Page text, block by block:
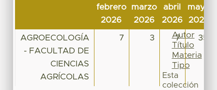
febrero
2026
marzo
2026
abril
2026
mayo
2026
AGROECOLOGÍA
- FACULTAD DE
CIENCIAS
AGRÍCOLAS
7 3 7 35
Fecha
de
publicación
Autor
Título
Materia
Tipo
Esta
colección